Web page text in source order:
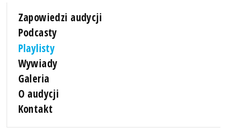
Zapowiedzi audycji
Podcasty
Playlisty
Wywiady
Galeria
O audycji
Kontakt